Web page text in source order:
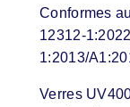
Conformes
12312-
1:2013/
Verres